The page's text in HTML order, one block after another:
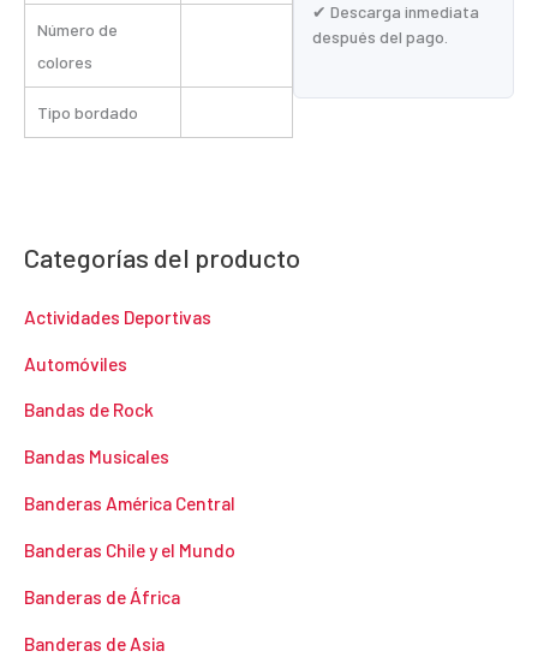
Número de
colores
Tipo bordado
✔ Descarga inmediata
después del pago.
Categorías del producto
Actividades Deportivas
Automóviles
Bandas de Rock
Bandas Musicales
Banderas América Central
Banderas Chile y el Mundo
Banderas de África
Banderas de Asia